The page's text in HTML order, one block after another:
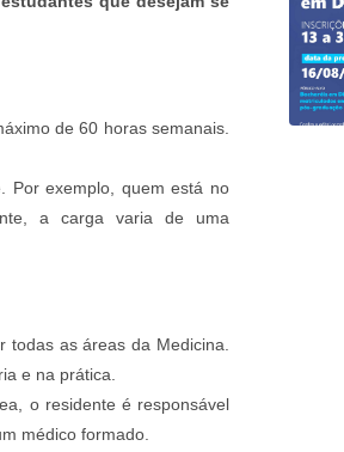
de 60 horas semanais.
Por exemplo, quem está no
a carga varia de uma
as áreas da Medicina.
e na prática.
o residente é responsável
médico formado.